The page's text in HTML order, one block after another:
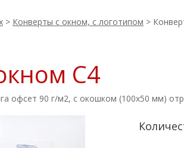
> Конверты с окном, с логотипом >
С4
офсет 90 г/м2, с окошком (100х50 мм)